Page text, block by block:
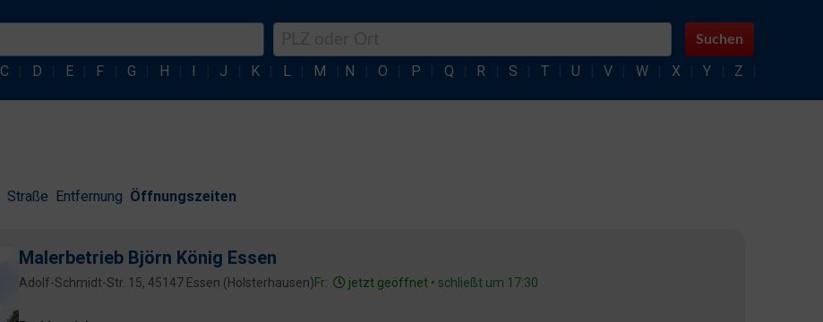
Suchen
C D E F G H I J K L M N O P Q R S T U V W X Y Z
Straße Entfernung Öffnungszeiten
Malerbetrieb Björn König Essen
Adolf-Schmidt-Str. 15, 45147 Essen (Holsterhausen)Fr: jetzt geöffnet • schließt um 17:30